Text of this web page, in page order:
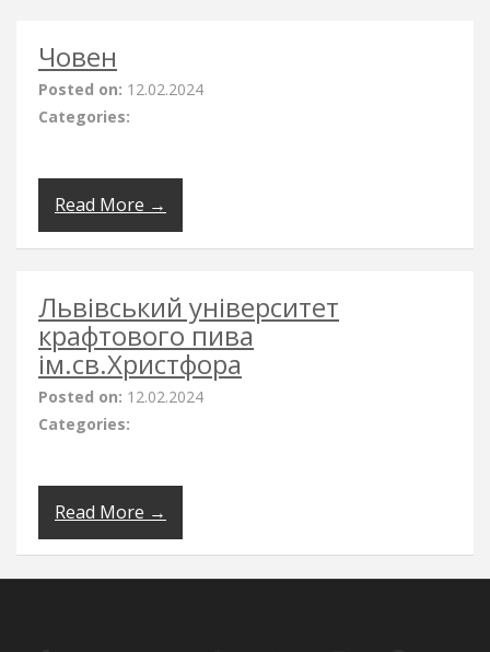
Човен
Posted on: 12.02.2024
Categories:
Read More →
Львівський університет
крафтового пива
ім.св.Христфора
Posted on: 12.02.2024
Categories:
Read More →